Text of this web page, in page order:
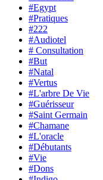
#Egypt
#Pratiques
#222
#Audiotel
# Consultation
#But
#Natal
#Vertus
#L'arbre De Vie
#Guérisseur
#Saint Germain
#Chamane
#L'oracle
#Débutants
#Vie
#Dons